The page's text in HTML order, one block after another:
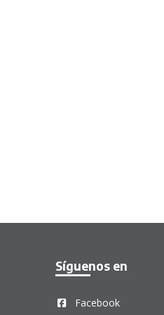
Síguenos en
Facebook